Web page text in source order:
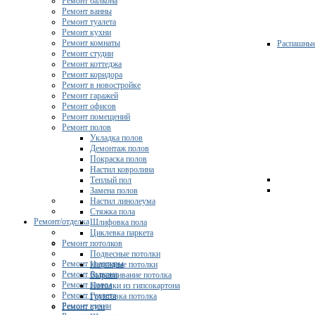
Ремонт/отделка
Ремонт квартиры
Ремонт балкона
Ремонт ванны
Ремонт туалета
Ремонт кухни
Ремонт ванны
Ремонт туалета
Ремонт кухни
Ремонт комнаты
Ремонт студии
Ремонт коттеджа
Ремонт коридора
Ремонт в новостройке
Ремонт гаражей
Ремонт офисов
Ремонт помещений
Ремонт полов
Укладка полов
Демонтаж полов
Покраска полов
Настил ковролина
Теплый пол
Замена полов
Настил линолеума
Стяжка пола
Шлифовка пола
Циклевка паркета
Ремонт потолков
Подвесные потолки
Натяжные потолки
Выравнивание потолка
Потолки из гипсокартона
Грунтовка потолка
Ремонт стен